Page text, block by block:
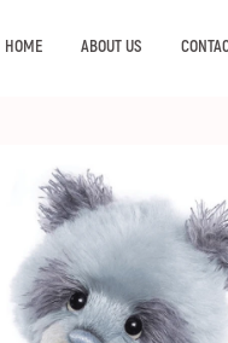
HOME ABOUT US